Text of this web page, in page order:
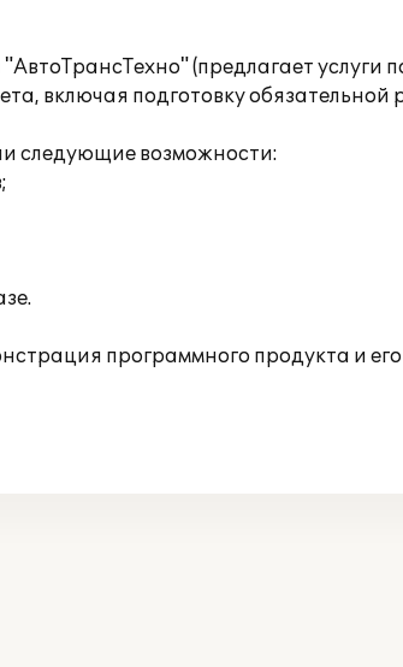
(предлагает услуги
включая подготовку
следующие возможности:
программного продукта и